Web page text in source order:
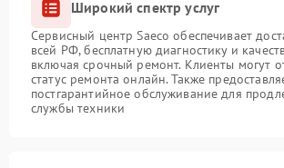
Широкий спектр услуг
Сервисный центр Saeco обеспечивает
всей РФ, бесплатную диагностику и
включая срочный ремонт. Клиенты могут
статус ремонта онлайн. Также
постгарантийное обслуживание для
службы техники